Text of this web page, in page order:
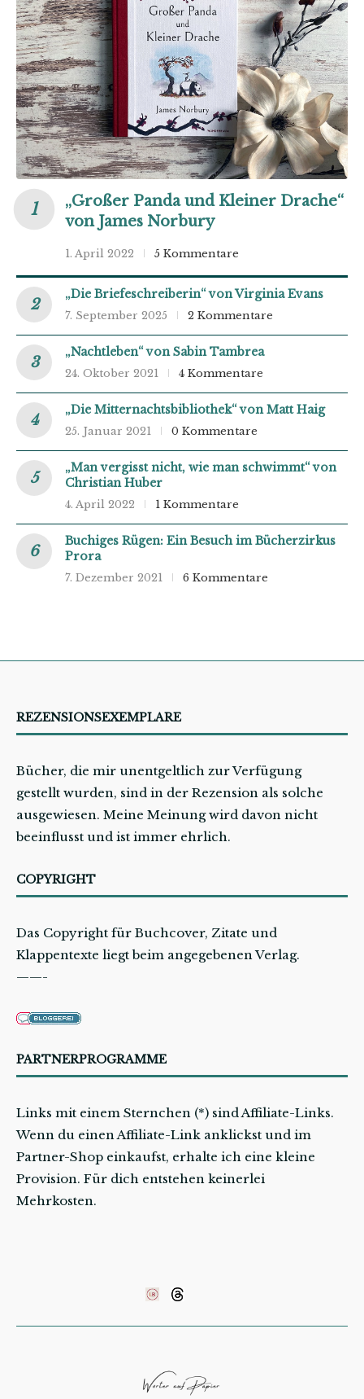
„Großer Panda und Kleiner Drache“
von James Norbury
1. April 2022 5 Kommentare
„Die Briefeschreiberin“ von Virginia Evans
7. September 2025 2 Kommentare
„Nachtleben“ von Sabin Tambrea
24. Oktober 2021 4 Kommentare
„Die Mitternachtsbibliothek“ von Matt Haig
25. Januar 2021 0 Kommentare
„Man vergisst nicht, wie man schwimmt“ von
Christian Huber
4. April 2022 1 Kommentare
Buchiges Rügen: Ein Besuch im Bücherzirkus
Prora
7. Dezember 2021 6 Kommentare
REZENSIONSEXEMPLARE
Bücher, die mir unentgeltlich zur Verfügung
gestellt wurden, sind in der Rezension als solche
ausgewiesen. Meine Meinung wird davon nicht
beeinflusst und ist immer ehrlich.
COPYRIGHT
Das Copyright für Buchcover, Zitate und
Klappentexte liegt beim angegebenen Verlag.
——-
PARTNERPROGRAMME
Links mit einem Sternchen (*) sind Affiliate-Links.
Wenn du einen Affiliate-Link anklickst und im
Partner-Shop einkaufst, erhalte ich eine kleine
Provision. Für dich entstehen keinerlei
Mehrkosten.